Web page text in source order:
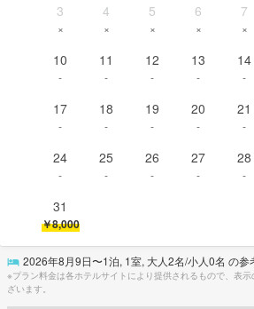
3
×
4
×
5
×
6
×
7
×
10
-
11
-
12
-
13
-
14
-
17
-
18
-
19
-
20
-
21
-
24
-
25
-
26
-
27
-
28
-
31
￥8,000
2026年8月9日〜1泊, 1室, 大人2名/小人0名 の参
※プラン料金は各ホテルサイトにより提供されるもので、表
ざいます。